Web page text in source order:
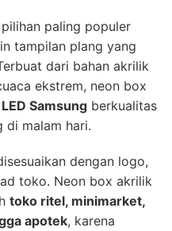
paling populer
tampilan plang yang
dari bahan akrilik
ekstrem, neon box
Samsung berkualitas
di malam hari.
dengan logo,
toko. Neon box akrilik
toko ritel, minimarket,
apotek, karena